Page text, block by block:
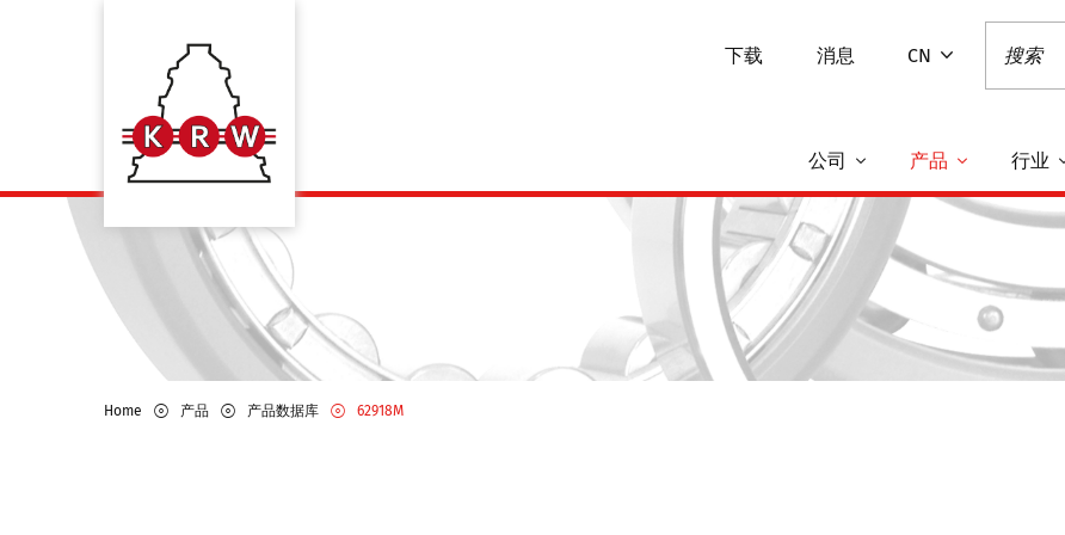
下载 消息 CN
公司 产品 行业
Home 产品 产品数据库 62918M